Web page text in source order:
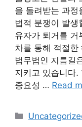
을 돌려받는 과정
법적 분쟁이 발생
유자가 퇴거를 거
차를 통해 적절한
법무법인 지름길
지키고 있습니다.
중요성 … Read
Categories